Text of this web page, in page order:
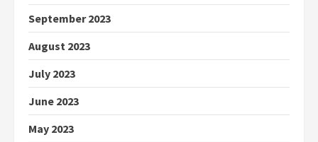
September 2023
August 2023
July 2023
June 2023
May 2023